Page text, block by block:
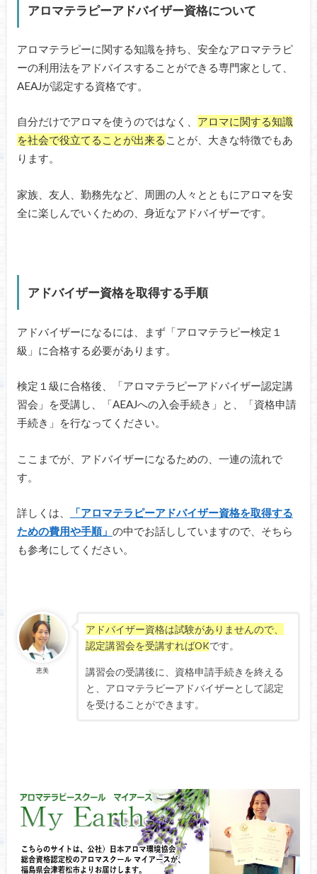
アロマテラピーアドバイザー資格について
アロマテラピーに関する知識を持ち、安全なアロマテラピ
ーの利用法をアドバイスすることができる専門家として、
AEAJが認定する資格です。
自分だけでアロマを使うのではなく、 アロマに関する知識
を社会で役立てることが出来る ことが、大きな特徴でもあ
ります。
家族、友人、勤務先など、周囲の人々とともにアロマを安
全に楽しんでいくための、身近なアドバイザーです。
アドバイザー資格を取得する手順
アドバイザーになるには、まず「アロマテラピー検定１
級」に合格する必要があります。
検定１級に合格後、「アロマテラピーアドバイザー認定講
習会」を受講し、「AEAJへの入会手続き」と、「資格申請
手続き」を行なってください。
ここまでが、アドバイザーになるための、一連の流れで
す。
詳しくは、
「アロマテラピーアドバイザー資格を取得する
ための費用や手順」 の中でお話ししていますので、そちら
も参考にしてください。
恵美
アドバイザー資格は試験がありませんので、
認定講習会を受講すればOKです。
講習会の受講後に、資格申請手続きを終える
と、アロマテラピーアドバイザーとして認定
を受けることができます。